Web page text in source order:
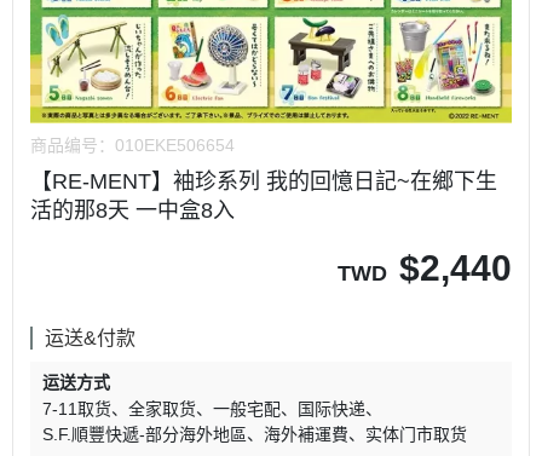
商品编号： 010EKE506654
【RE-MENT】袖珍系列 我的回憶日記~在鄉下生
活的那8天 一中盒8入
TWD $2,440
运送&付款
运送方式
7-11取货
全家取货 一般宅配
国际快递
S.F.順豐快遞-部分海外地區
海外補運費
实体门市取货